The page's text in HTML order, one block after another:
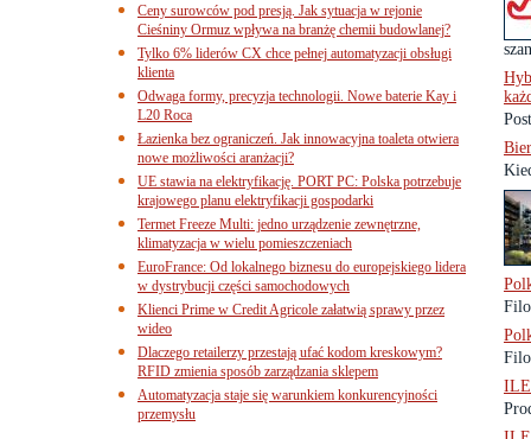
Ceny surowców pod presją. Jak sytuacja w rejonie
Cieśniny Ormuz wpływa na branżę chemii budowlanej?
Tylko 6% liderów CX chce pełnej automatyzacji obsługi
klienta
Odwaga formy, precyzja technologii. Nowe baterie Kay i
L20 Roca
Łazienka bez ograniczeń. Jak innowacyjna toaleta otwiera
nowe możliwości aranżacji?
UE stawia na elektryfikację. PORT PC: Polska potrzebuje
krajowego planu elektryfikacji gospodarki
Termet Freeze Multi: jedno urządzenie zewnętrzne,
klimatyzacja w wielu pomieszczeniach
EuroFrance: Od lokalnego biznesu do europejskiego lidera
w dystrybucji części samochodowych
Klienci Prime w Credit Agricole załatwią sprawy przez
wideo
Dlaczego retailerzy przestają ufać kodom kreskowym?
RFID zmienia sposób zarządzania sklepem
Automatyzacja staje się warunkiem konkurencyjności
przemysłu